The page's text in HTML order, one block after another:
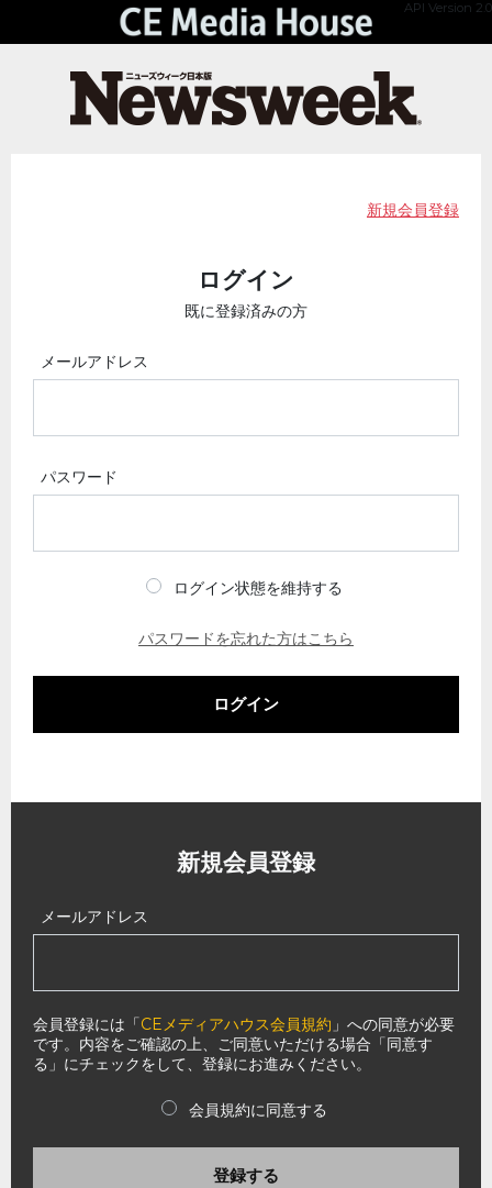
API Version 2.0
新規会員登録
ログイン
既に登録済みの方
メールアドレス
パスワード
ログイン状態を維持する
パスワードを忘れた方はこちら
ログイン
新規会員登録
メールアドレス
会員登録には「CEメディアハウス会員規約 」への同意が必要
です。内容をご確認の上、ご同意いただける場合「同意す
る」にチェックをして、登録にお進みください。
会員規約に同意する
登録する